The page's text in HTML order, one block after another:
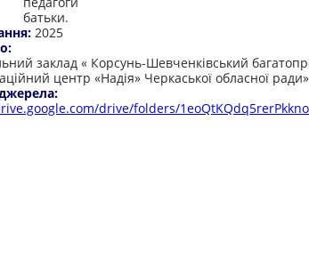
батьки.
2025
заклад « Корсунь-Шевченківський
центр «Надія» Черкаської обласної ради»
drive/folders/